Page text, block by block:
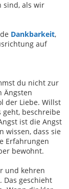
sind, als wir
Dankbarkeit,
auf
du nicht zur
Ängsten
der Liebe. Willst
geht, beschreibe
ist die Angst
wissen, dass sie
Erfahrungen
bewohnt.
und kehren
Das geschieht